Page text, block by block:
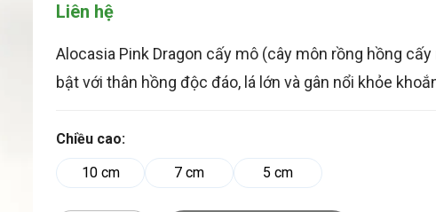
Liên hệ
Alocasia Pink Dragon cấy mô (cây môn rồng hồng
bật với thân hồng độc đáo, lá lớn và gân nổi khỏe
Chiều cao:
10 cm
7 cm 5 cm